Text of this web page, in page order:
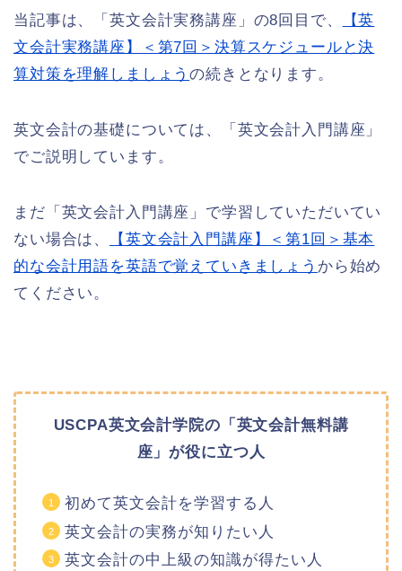
当記事は、「英文会計実務講座」の8回目で、
【英
文会計実務講座】＜第7回＞決算スケジュールと決
算対策を理解しましょうの続きとなります。
英文会計の基礎については、「英文会計入門講座」
でご説明しています。
まだ「英文会計入門講座」で学習していただいてい
ない場合は、
【英文会計入門講座】＜第1回＞基本
的な会計用語を英語で覚えていきましょう から始め
てください。
USCPA英文会計学院の「英文会計無料講
座」が役に立つ人
初めて英文会計を学習する人
英文会計の実務が知りたい人
英文会計の中上級の知識が得たい人